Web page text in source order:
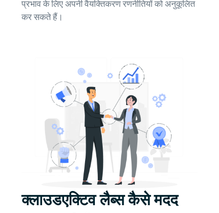
प्रभाव के लिए अपनी वैयक्तिकरण रणनीतियों को अनुकूलित
कर सकते हैं।
क्लाउडएक्टिव लैब्स कैसे मदद